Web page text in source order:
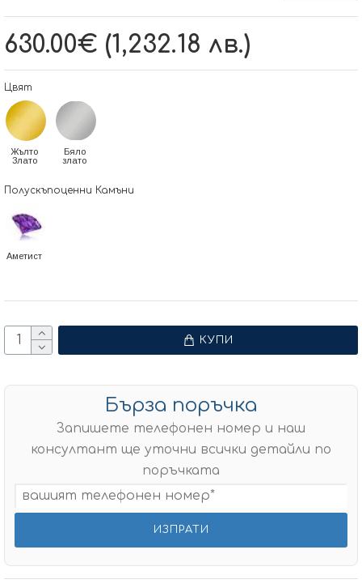
630.00€ (1,232.18 лв.)
Цвят
Жълто
Злато
Бяло
злато
Полускъпоценни Камъни
Аметист
КУПИ
Бърза поръчка
Запишете телефонен номер и наш
консултант ще уточни всички детайли по
поръчката